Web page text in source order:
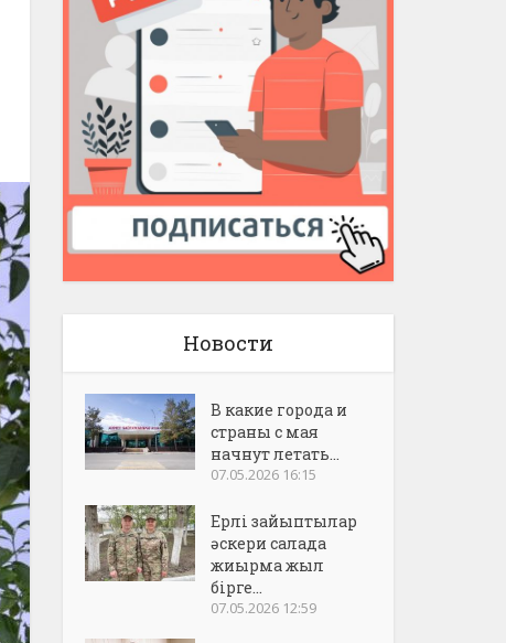
Новости
В какие города и
страны с мая
начнут летать...
07.05.2026 16:15
Ерлі зайыптылар
әскери салада
жиырма жыл
бірге...
07.05.2026 12:59